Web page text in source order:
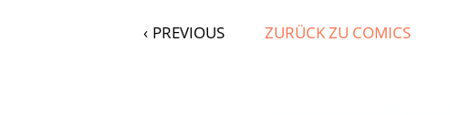
‹ PREVIOUS ZURÜCK ZU COMICS